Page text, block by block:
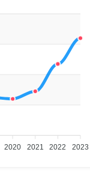
2020 2021 2022 2023